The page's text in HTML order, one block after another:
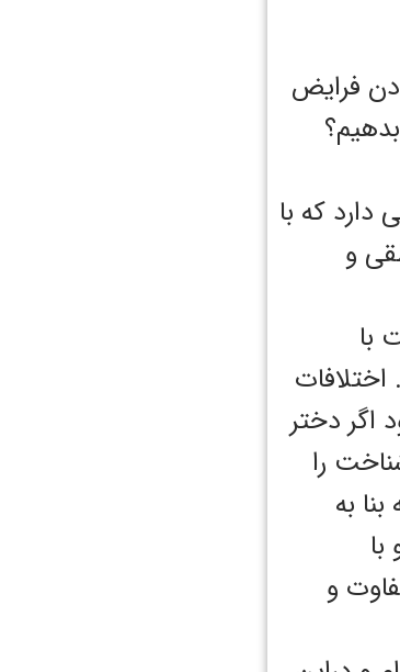
فرایض
دارد که با
و
با
اگر دختر
را
به
و